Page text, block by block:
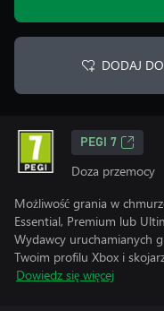
DODAJ
PEGI 7
Doza przemocy
Możliwość grania w
Essential, Premium lub
Wydawcy uruchamianych
Twoim profilu Xbox i
Dowiedz się więcej